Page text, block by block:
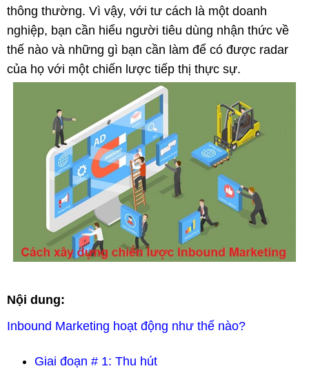
thông thường. Vì vậy, với tư cách là một doanh
nghiệp, bạn cần hiểu người tiêu dùng nhận thức về
thế nào và những gì bạn cần làm để có được radar
của họ với một chiến lược tiếp thị thực sự.
Nội dung:
Inbound Marketing hoạt động như thế nào?
Giai đoạn # 1: Thu hút